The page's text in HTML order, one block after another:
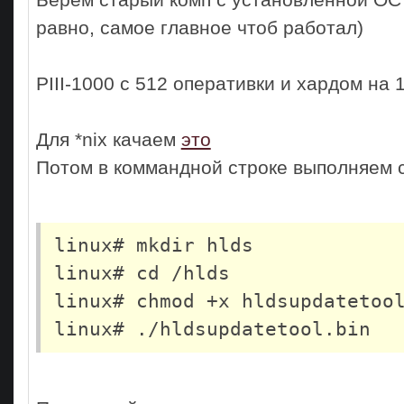
равно, самое главное чтоб работал)
PIII-1000 с 512 оперативки и хардом на
Для *nix качаем это
Потом в коммандной строке выполняем
linux# mkdir hlds
linux# cd /hlds
linux# chmod +x
linux# ./hldsupdatetool.bin